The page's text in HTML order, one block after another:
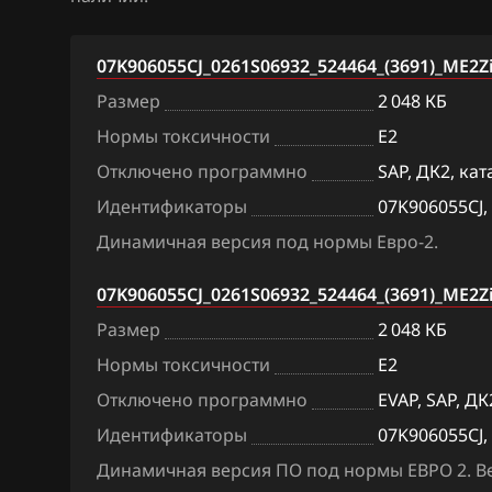
Bentley
Brilliance
BYD
Cadillac
Changan
Chenglong
Chevrolet
Chrysler
Bosch
Bosch
Bosch M3.8.x
Bosch MD1CP004
Bosch
Bosch ME(D)7.5.x
Bosch
Размер
2 048 КБ
Нормы токсичности
E2
Отключено программно
SAP, ДК2,
Идентификаторы
Динамичная версия под нормы Евро-2.
Размер
2 048 КБ
Нормы токсичности
E2
Отключено программно
EVAP, SAP,
Идентификаторы
Динамичная версия ПО под нормы ЕВРО 2.